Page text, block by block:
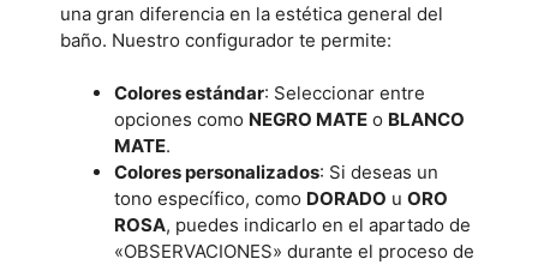
una gran diferencia en la estética general del
baño. Nuestro configurador te permite:
Colores estándar: Seleccionar entre
opciones como NEGRO MATE o BLANCO
MATE.
Colores personalizados: Si deseas un
tono específico, como DORADO u ORO
ROSA, puedes indicarlo en el apartado de
«OBSERVACIONES» durante el proceso de